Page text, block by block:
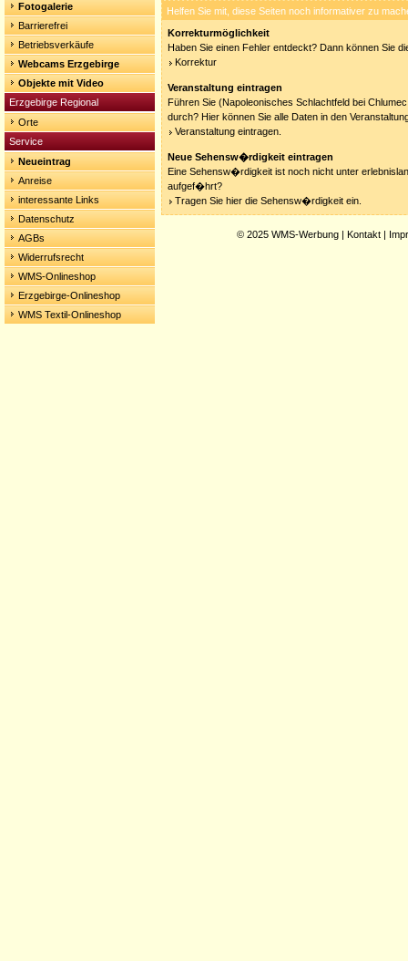
Fotogalerie
Barrierefrei
Betriebsverkäufe
Webcams Erzgebirge
Objekte mit Video
Erzgebirge Regional
Orte
Service
Neueintrag
Anreise
interessante Links
Datenschutz
AGBs
Widerrufsrecht
WMS-Onlineshop
Erzgebirge-Onlineshop
WMS Textil-Onlineshop
Helfen Sie mit, diese Seiten noch informativer zu
Korrekturmöglichkeit
Haben Sie einen Fehler entdeckt? Dann können Sie
Korrektur
Veranstaltung eintragen
Führen Sie (Napoleonisches Schlachtfeld bei
durch? Hier können Sie alle Daten in den
Veranstaltung eintragen.
Neue Sehensw�rdigkeit eintragen
Eine Sehensw�rdigkeit ist noch nicht unter
aufgef�hrt?
Tragen Sie hier die Sehensw�rdigkeit ein.
© 2025 WMS-Werbung | Kontakt |